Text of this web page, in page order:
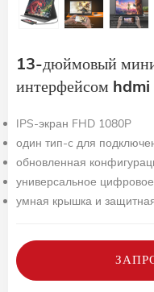
13-дюймовый
интерфейсом
IPS-экран FHD 1080P
один тип-c для
обновленная
универсальное
умная крышка и